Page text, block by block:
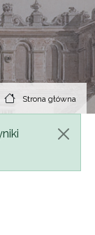
Strona główna